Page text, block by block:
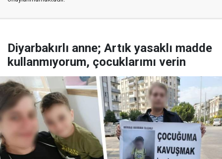
Diyarbakırlı anne; Artık yasaklı madde
kullanmıyorum, çocuklarımı verin